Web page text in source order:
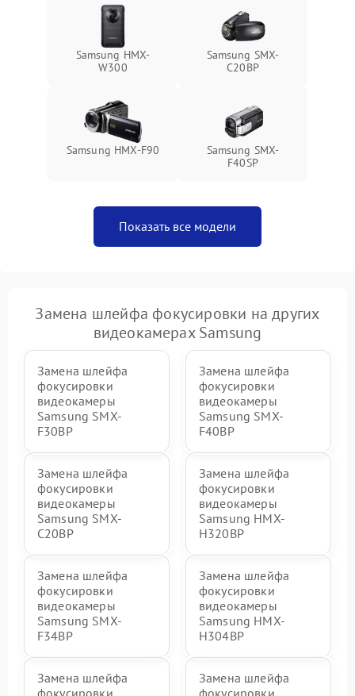
Samsung HMX-
W300
Samsung SMX-
C20BP
Samsung HMX-F90
Samsung SMX-
F40SP
Показать все модели
Замена шлейфа фокусировки на других
видеокамерах Samsung
Замена шлейфа
фокусировки
видеокамеры
Samsung SMX-
F30BP
Замена шлейфа
фокусировки
видеокамеры
Samsung SMX-
F40BP
Замена шлейфа
фокусировки
видеокамеры
Samsung SMX-
C20BP
Замена шлейфа
фокусировки
видеокамеры
Samsung HMX-
H320BP
Замена шлейфа
фокусировки
видеокамеры
Samsung SMX-
F34BP
Замена шлейфа
фокусировки
видеокамеры
Samsung HMX-
H304BP
Замена шлейфа
фокусировки
Замена шлейфа
фокусировки